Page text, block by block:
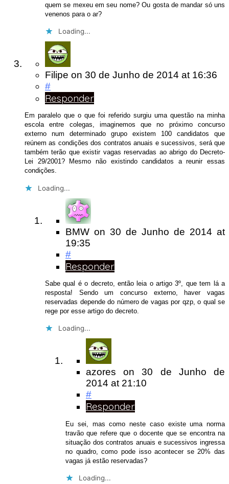
quem se mexeu em seu nome? Ou gosta de mandar só uns
venenos para o ar?
Loading...
Filipe on 30 de Junho de 2014 at 16:36
#
Responder
Em paralelo que o que foi referido surgiu uma questão na minha
escola entre colegas, imaginemos que no próximo concurso
externo num determinado grupo existem 100 candidatos que
reúnem as condições dos contratos anuais e sucessivos, será que
também terão que existir vagas reservadas ao abrigo do Decreto-
Lei 29/2001? Mesmo não existindo candidatos a reunir essas
condições.
Loading...
BMW on 30 de Junho de 2014 at
19:35
#
Responder
Sabe qual é o decreto, então leia o artigo 3º, que tem lá a
resposta! Sendo um concurso externo, haver vagas
reservadas depende do número de vagas por qzp, o qual se
rege por esse artigo do decreto.
Loading...
azores on30 de Junho de
2014 at 21:10
#
Responder
Eu sei, mas como neste caso existe uma norma
travão que refere que o docente que se encontra na
situação dos contratos anuais e sucessivos ingressa
no quadro, como pode isso acontecer se 20% das
vagas já estão reservadas?
Loading...